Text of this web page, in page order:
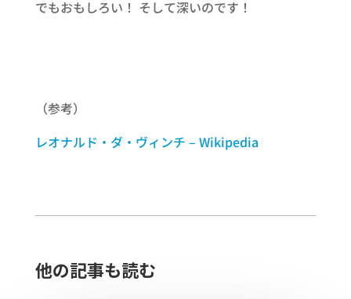
でもおもしろい！ そして深いのです！
（参考）
レオナルド・ダ・ヴィンチ – Wikipedia
他の記事も読む​